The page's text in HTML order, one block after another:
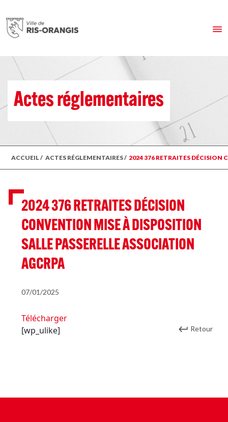
Actes réglementaires
ACCUEIL/ ACTES RÉGLEMENTAIRES/ 2024 376 RETRAITES DÉCISION
2024 376 RETRAITES DÉCISION
CONVENTION MISE À DISPOSITION
SALLE PASSERELLE ASSOCIATION
AGCRPA
07/01/2025
Télécharger
[wp_ulike]
Retour